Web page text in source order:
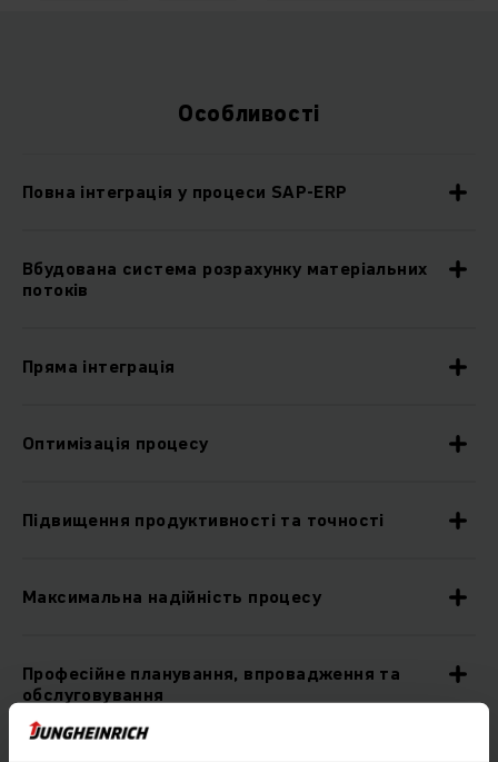
Особливості
Повна інтеграція у процеси SAP-ERP
Вбудована система розрахунку матеріальних
потоків
Пряма інтеграція
Оптимізація процесу
Підвищення продуктивності та точності
Максимальна надійність процесу
Професійне планування, впровадження та
обслуговування